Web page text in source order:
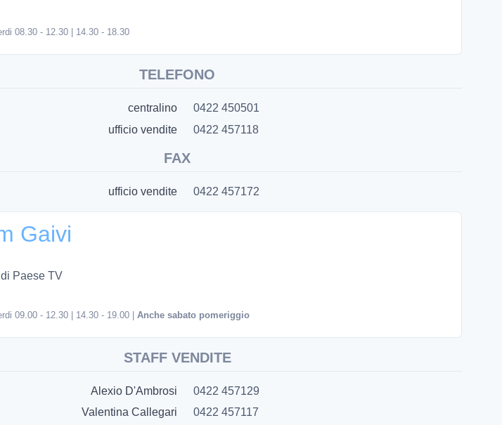
08.30 - 12.30 | 14.30 - 18.30
TELEFONO
centralino
0422 450501
ufficio vendite
0422 457118
FAX
ufficio vendite 0422 457172
Gaivi
Paese TV
09.00 - 12.30 | 14.30 - 19.00 | Anche sabato pomeriggio
STAFF VENDITE
Alexio D'Ambrosi
0422 457129
Valentina Callegari
0422 457117